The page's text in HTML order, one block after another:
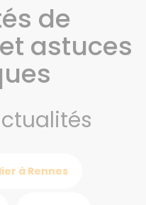
de
astuces
à Rennes